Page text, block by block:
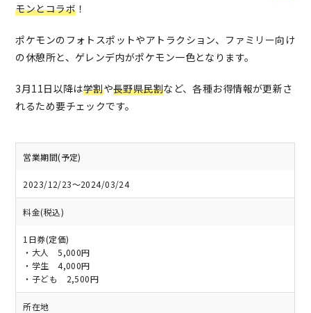
モンとコラボ！
ポケモンのフォトスポットやアトラクション、ファミリー向け
の休憩所と、ゲレンデ内がポケモン一色となります。
3月11日以降は学割や長野県民割など、各種お得情報が更新さ
れるため要チェックです。
営業期間(予定)
2023/12/23～2024/03/24
料金(税込)
1日券(定価)
・大人 5,000円
・学生 4,000円
・子ども 2,500円
所在地